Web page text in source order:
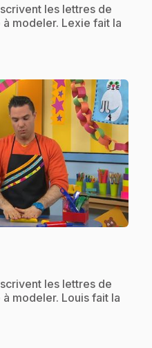
les lettres de
modeler. Lexie fait la
les lettres de
modeler. Louis fait la